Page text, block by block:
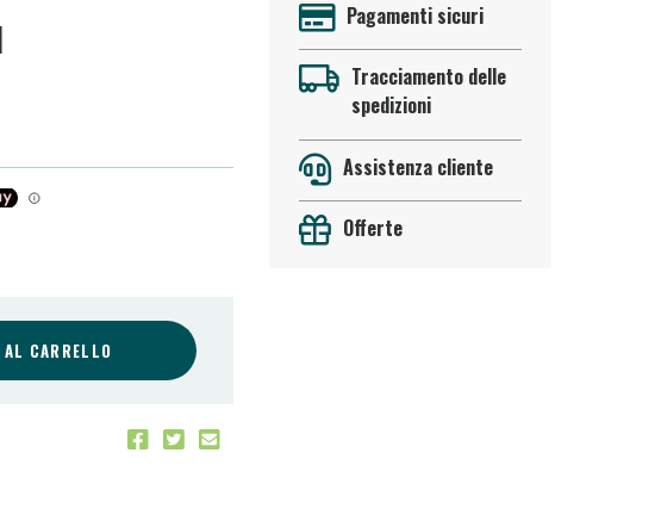
CARRELLO
Pagamenti sicuri
Tracciamento delle
spedizioni
Assistenza cliente
Offerte
fino al 50%!